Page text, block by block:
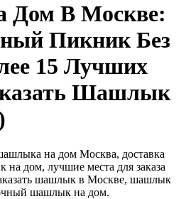
В Москве:
Пикник Без
15 Лучших
Шашлык
на дом Москва, доставка
дом, лучшие места для заказа
шашлык в Москве, шашлык
шашлык на дом.